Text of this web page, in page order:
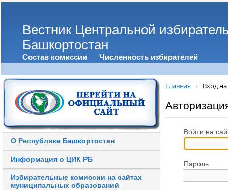
Вестник Центральной
Башкортостан
Состав комиссии Численность избирателей
О Республике Башкортостан
Информация о ЦИК РБ
Избирательные комиссии на сайтах
муниципальных образований
Главная Вход на
Войти на
Пароль